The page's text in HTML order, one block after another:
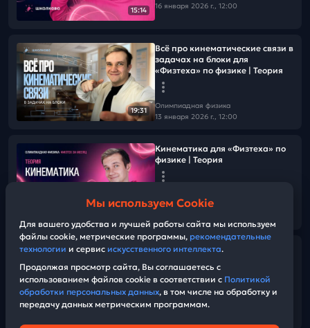
15:14
16 января 2026 г., 12:00
19:31
Всё про кинематические связи в
задачах на блоки для
«Физтеха» по физике | Теория
Олимпиадная физика
13 января 2026 г., 12:00
17:15
Кинематика для «Физтеха» по
физике | Теория
12 января 2026 г., 12:00
59:12
Старт интенсива «Физтех за
заклам перечневых олимпиад?
Олимпиадная физика
Мы используем Cookie
Для вашего удобства и лучшей работы сайта мы используем
файлы cookie, метрические программы, рекомендательные
технологии и сервис искусственного интеллекта.
Продолжая просмотр сайта, Вы соглашаетесь с
использованием файлов cookie в соответствии с Политикой
обработки персональных данных, в том числе на обработку и
передачу данных метрическим программам.